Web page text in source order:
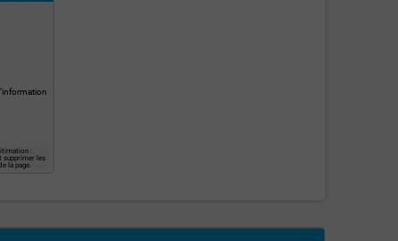
:
supprimer les
la page.